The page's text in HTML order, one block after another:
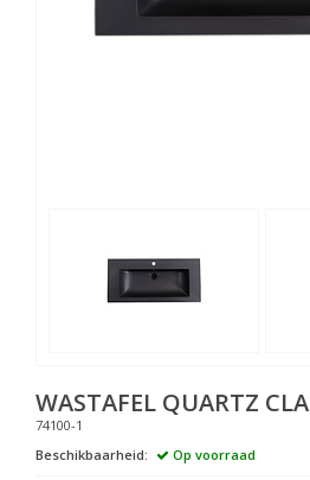
WASTAFEL QUARTZ
74100-1
Beschikbaarheid:
Op voorraad